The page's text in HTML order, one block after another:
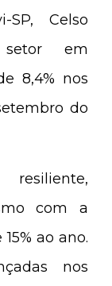
SP, Celso
em
8,4% nos
do
com a
ao ano.
nos